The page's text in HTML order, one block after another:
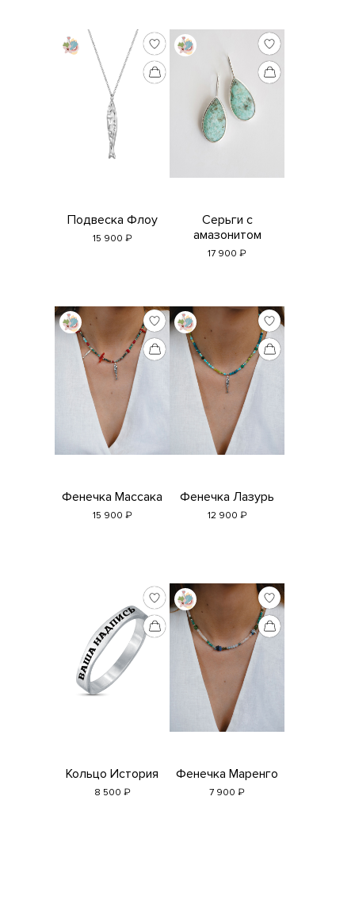
Подвеска Флоу
15 900 ₽
Серьги с
амазонитом
17 900 ₽
Фенечка Массака
15 900 ₽
Фенечка Лазурь
12 900 ₽
Кольцо История
8 500 ₽
Фенечка Маренго
7 900 ₽